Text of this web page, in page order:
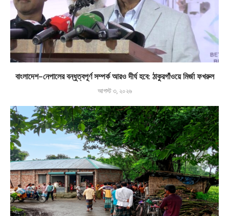
বাংলাদেশ-নেপালের বন্ধুত্বপূর্ণ সম্পর্ক আরও দীর্ঘ হবে: ঠাকুরগাঁওয়ে মির্জা ফখরুল
আগস্ট ৩, ২০২৬